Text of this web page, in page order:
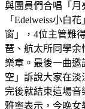
與團員們合唱「月
「Edelweiss小白
窗」，4位主管難
琶、航太所同學余
樂章。最後一曲邀
空」訴說大家在淡
完後就結束這場音
雅寧表示，今晚女